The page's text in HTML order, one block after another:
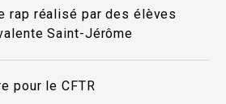
rap réalisé par des élèves
Saint-Jérôme
pour le CFTR